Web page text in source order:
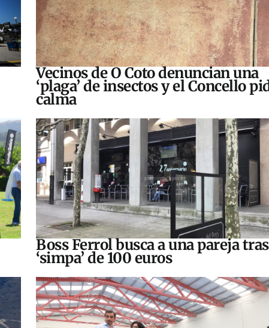
Vecinos de O Coto denuncian una
‘plaga’ de insectos y el Concello
calma
Boss Ferrol busca a una pareja
‘simpa’ de 100 euros